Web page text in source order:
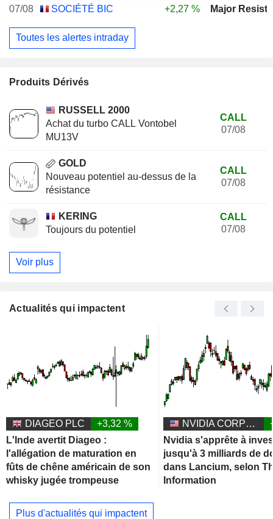
07/08
SOCIÉTÉ BIC +2,27 %
Toutes les alertes intraday
Produits Dérivés
RUSSELL 2000
Achat du turbo CALL Vontobel
MU13V
CALL
07/08
GOLD
Nouveau potentiel au-dessus de la
résistance
CALL
07/08
KERING
Toujours du potentiel
CALL
07/08
Voir plus
Actualités qui impactent
DIAGEO PLC
+3,32 %
L'Inde avertit Diageo :
l'allégation de maturation en
fûts de chêne américain de son
whisky jugée trompeuse
NVIDIA CORPORATION
Nvidia s'apprête à
jusqu'à 3 milliards de
dans Lancium, selon
Information
Plus d'actualités qui impactent